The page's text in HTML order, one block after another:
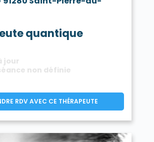
quantique
jour
non définie
RDV AVEC CE THÉRAPEUTE